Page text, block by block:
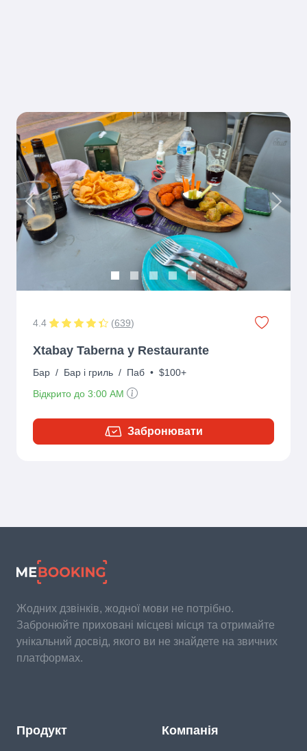
Previous Next
4.4 (639)
Xtabay Taberna y Restaurante
Бар / Бар і гриль / Паб • $100+
Відкрито до 3:00 AM
Забронювати
Жодних дзвінків, жодної мови не потрібно.
Забронюйте приховані місцеві місця та отримайте
унікальний досвід, якого ви не знайдете на звичних
платформах.
Продукт Компанія